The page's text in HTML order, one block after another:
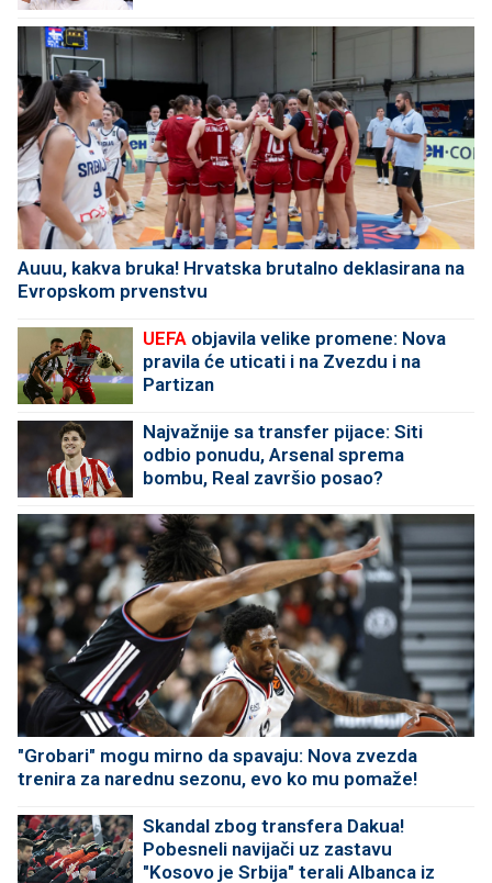
Auuu, kakva bruka! Hrvatska brutalno deklasirana na
Evropskom prvenstvu
UEFA objavila velike promene: Nova
pravila će uticati i na Zvezdu i na
Partizan
Najvažnije sa transfer pijace: Siti
odbio ponudu, Arsenal sprema
bombu, Real završio posao?
"Grobari" mogu mirno da spavaju: Nova zvezda
trenira za narednu sezonu, evo ko mu pomaže!
Skandal zbog transfera Dakua!
Pobesneli navijači uz zastavu
"Kosovo je Srbija" terali Albanca iz